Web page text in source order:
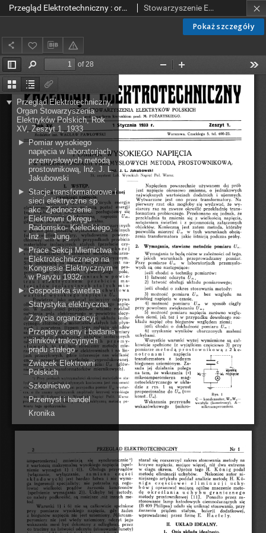
Pokaż szczegóły
Przegląd Elektrotechniczny : organ Stowarzyszenia Elektrotechników Polskich R. XV z. 1 (1933) Stowarzyszenie Elektrotechników Polskich.